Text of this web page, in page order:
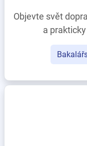
Objevte svět
a